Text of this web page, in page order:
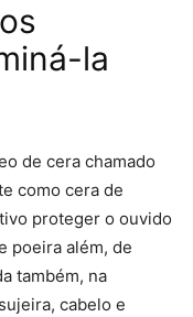
la
de cera chamado
como cera de
proteger o ouvido
poeira além, de
também, na
cabelo e